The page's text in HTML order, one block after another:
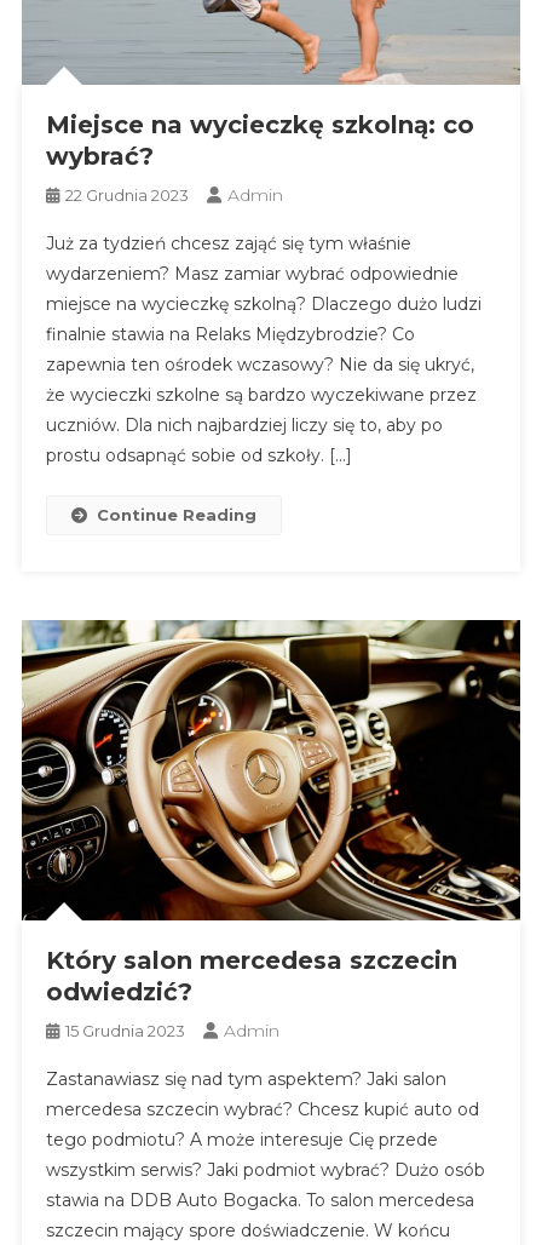
Miejsce na wycieczkę szkolną: co
wybrać?
22 Grudnia 2023 Admin
Już za tydzień chcesz zająć się tym właśnie
wydarzeniem? Masz zamiar wybrać odpowiednie
miejsce na wycieczkę szkolną? Dlaczego dużo ludzi
finalnie stawia na Relaks Międzybrodzie? Co
zapewnia ten ośrodek wczasowy? Nie da się ukryć,
że wycieczki szkolne są bardzo wyczekiwane przez
uczniów. Dla nich najbardziej liczy się to, aby po
prostu odsapnąć sobie od szkoły. […]
Continue Reading
Który salon mercedesa szczecin
odwiedzić?
15 Grudnia 2023 Admin
Zastanawiasz się nad tym aspektem? Jaki salon
mercedesa szczecin wybrać? Chcesz kupić auto od
tego podmiotu? A może interesuje Cię przede
wszystkim serwis? Jaki podmiot wybrać? Dużo osób
stawia na DDB Auto Bogacka. To salon mercedesa
szczecin mający spore doświadczenie. W końcu